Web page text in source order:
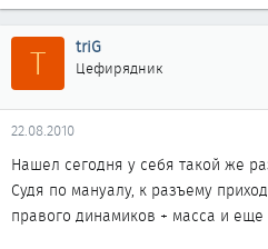
T triG
Цефирядник
22.08.2010
Нашел сегодня у себя такой же
Судя по мануалу, к разъему
правого динамиков + масса и еще